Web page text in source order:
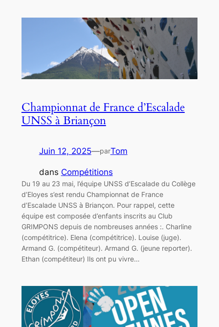
Championnat de France d’Escalade
UNSS à Briançon
Juin 12, 2025—parTom
dans Compétitions
Du 19 au 23 mai, l’équipe UNSS d’Escalade du Collège
d’Eloyes s’est rendu Championnat de France
d’Escalade UNSS à Briançon. Pour rappel, cette
équipe est composée d’enfants inscrits au Club
GRIMPONS depuis de nombreuses années :. Charline
(compétitrice). Elena (compétitrice). Louise (juge).
Armand G. (compétiteur). Armand G. (jeune reporter).
Ethan (compétiteur) Ils ont pu vivre…